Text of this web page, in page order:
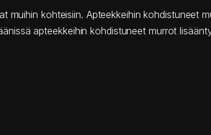
kohteisiin. Apteekkeihin kohdistuneet
apteekkeihin kohdistuneet murrot